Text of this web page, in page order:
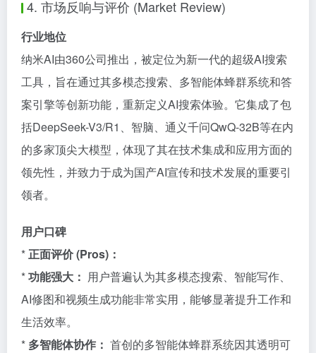
4. 市场反响与评价 (Market Review)
行业地位
纳米AI由360公司推出，被定位为新一代的超级AI搜索
工具，旨在通过其多模态搜索、多智能体蜂群系统和答
案引擎等创新功能，重新定义AI搜索体验。它集成了包
括DeepSeek-V3/R1、智脑、通义千问QwQ-32B等在内
的多家顶尖大模型，体现了其在技术集成和应用方面的
领先性，并致力于成为国产AI宣传和技术发展的重要引
领者。
用户口碑
*正面评价 (Pros)：
*功能强大： 用户普遍认为其多模态搜索、智能写作、
AI修图和视频生成功能非常实用，能够显著提升工作和
生活效率。
* 多智能体协作： 首创的多智能体蜂群系统因其透明可